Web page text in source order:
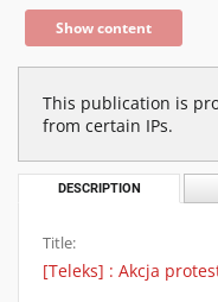
Show content
This publication is
from certain IPs.
DESCRIPTION
Title:
[Teleks] : Akcja